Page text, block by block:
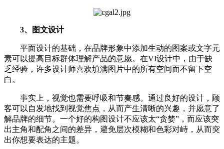
3、图文设计
平面设计的基础，在品牌形象中添加生动的图案或文字元
素可以提高目标群体理解产品的意愿。在VI设计中，由于缺
乏经验，许多设计师喜欢填满图片中的所有空间而不留下空
白。
事实上，视觉也需要呼吸和节奏感。通过良好的设计，顾
客可以自发地找到视觉焦点，从而产生清晰的兴趣，并愿意了
解品牌的细节。一个好的构图设计不应该太“贪婪”，而应该突
出主角和配角之间的差异，避免层次模糊和色彩对峙，从而突
出你想要表达的主题。